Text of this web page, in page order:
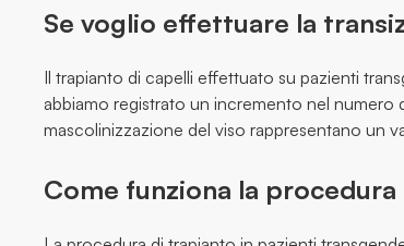
Se voglio effettuare la
Il trapianto di capelli effettuato su pazienti
abbiamo registrato un incremento nel
mascolinizzazione del viso rappresentano un
Come funziona la